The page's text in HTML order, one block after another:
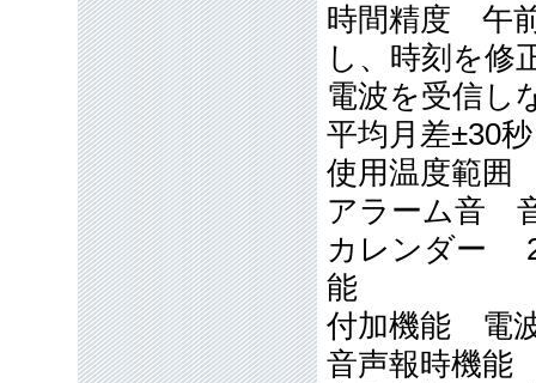
時間精度 午
し、時刻
電波を受信し
平均月差±30
使用温度範
アラーム音
カレンダー
能
付加機能 電
音声報時機能